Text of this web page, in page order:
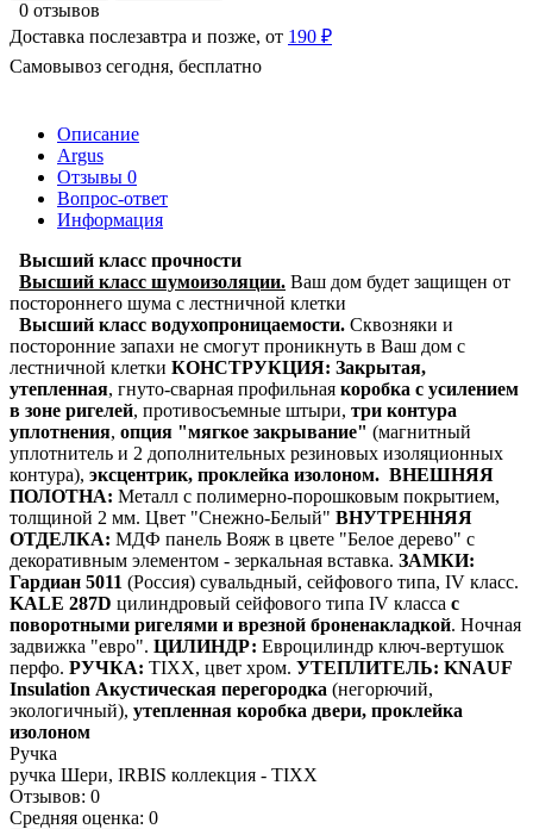
0 отзывов
Доставка послезавтра и позже, от 190 ₽
Самовывоз сегодня, бесплатно
Описание
Argus
Отзывы 0
Вопрос-ответ
Информация
Высший класс прочности
Высший класс шумоизоляции. Ваш дом будет защищен от
постороннего шума с лестничной клетки
Высший класс водухопроницаемости. Сквозняки и
посторонние запахи не смогут проникнуть в Ваш дом с
лестничной клетки КОНСТРУКЦИЯ: Закрытая,
утепленная, гнуто-сварная профильная коробка с усилением
в зоне ригелей, противосъемные штыри, три контура
уплотнения, опция "мягкое закрывание" (магнитный
уплотнитель и 2 дополнительных резиновых изоляционных
контура), эксцентрик, проклейка изолоном. ВНЕШНЯЯ
ПОЛОТНА: Металл с полимерно-порошковым покрытием,
толщиной 2 мм. Цвет "Снежно-Белый" ВНУТРЕННЯЯ
ОТДЕЛКА: МДФ панель Вояж в цвете "Белое дерево" с
декоративным элементом - зеркальная вставка. ЗАМКИ:
Гардиан 5011 (Россия) сувальдный, сейфового типа, IV класс.
KALE 287D цилиндровый сейфового типа IV класса с
поворотными ригелями и врезной броненакладкой. Ночная
задвижка "евро". ЦИЛИНДР: Евроцилиндр ключ-вертушок
перфо. РУЧКА: TIXX, цвет хром. УТЕПЛИТЕЛЬ: KNAUF
Insulation Акустическая перегородка (негорючий,
экологичный), утепленная коробка двери, проклейка
изолоном
Ручка
ручка Шери, IRBIS коллекция - TIXX
Отзывов: 0
Средняя оценка: 0